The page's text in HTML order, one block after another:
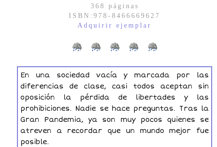
368 páginas
ISBN:978-8466669627
Adquirir ejemplar
En una sociedad vacía y marcada por las
diferencias de clase, casi todos aceptan sin
oposición la pérdida de libertades y las
prohibiciones. Nadie se hace preguntas. Tras la
Gran Pandemia, ya son muy pocos quienes se
atreven a recordar que un mundo mejor fue
posible.